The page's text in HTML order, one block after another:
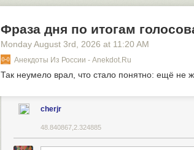
Фраза дня по итогам
Monday August 3rd , 2026 at 11:20 AM
Анекдоты Из России - Anekdot.ru
Так неумело врал, что стало понятно: ещё не
cherjr
48.840867,2.324885